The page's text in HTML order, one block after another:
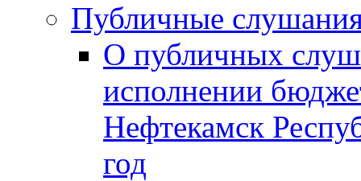
Публичные
О публичных
исполнении
Нефтекамск
год